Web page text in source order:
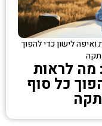
מה לראות
כל סוף
ואיפה לישון כדי להפוך